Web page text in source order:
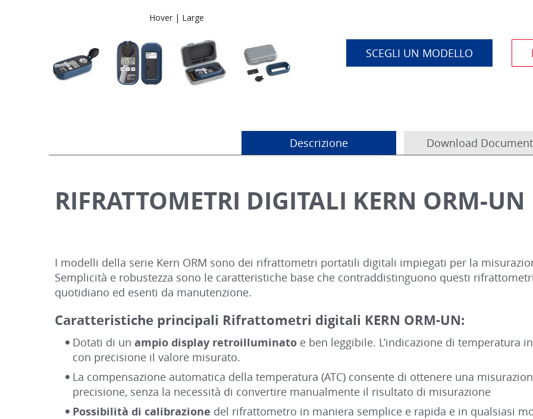
Hover | Large
SCEGLI UN MODELLO
Descrizione Download
RIFRATTOMETRI DIGITALI KERN ORM-UN
I modelli della serie Kern ORM sono dei rifrattometri portatili digitali impiegati per la
Semplicità e robustezza sono le caratteristiche base che contraddistinguono questi
quotidiano ed esenti da manutenzione.
Caratteristiche principali Rifrattometri digitali KERN ORM-UN:
Dotati di un ampio display retroilluminato e ben leggibile. L’indicazione di temperatura
con precisione il valore misurato.
La compensazione automatica della temperatura (ATC) consente di ottenere una
precisione, senza la necessità di convertire manualmente il risultato di misurazione
Possibilità di calibrazione del rifrattometro in maniera semplice e rapida e in qualsiasi